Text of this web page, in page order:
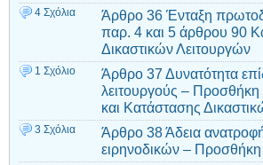
4 Σχόλια
Άρθρο 36 Ένταξη
παρ. 4 και 5 άρθρου 90
Δικαστικών Λειτουργών
1 Σχόλιο
Άρθρο 37 Δυνατότητα
λειτουργούς –
και Κατάστασης
3 Σχόλια
Άρθρο 38 Άδεια
ειρηνοδικών –